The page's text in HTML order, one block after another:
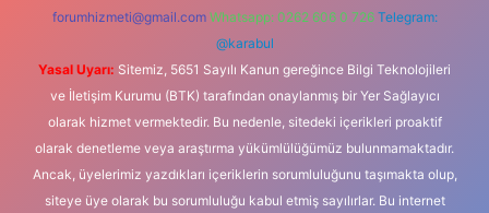
forumhizmeti@gmail.com Whatsapp: 0262 606 0 726 Telegram:
@karabul
Yasal Uyarı: Sitemiz, 5651 Sayılı Kanun gereğince Bilgi Teknolojileri
ve İletişim Kurumu (BTK) tarafından onaylanmış bir Yer Sağlayıcı
olarak hizmet vermektedir. Bu nedenle, sitedeki içerikleri proaktif
olarak denetleme veya araştırma yükümlülüğümüz bulunmamaktadır.
Ancak, üyelerimiz yazdıkları içeriklerin sorumluluğunu taşımakta olup,
siteye üye olarak bu sorumluluğu kabul etmiş sayılırlar. Bu internet